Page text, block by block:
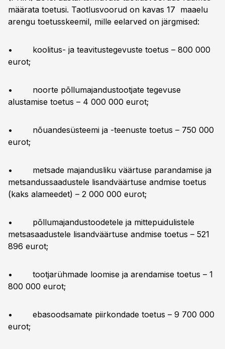
määrata toetusi. Taotlusvoorud on kavas 17 maaelu
arengu toetusskeemil, mille eelarved on järgmised:
• koolitus- ja teavitustegevuste toetus – 800 000
eurot;
• noorte põllumajandustootjate tegevuse
alustamise toetus – 4 000 000 eurot;
• nõuandesüsteemi ja -teenuste toetus – 750 000
eurot;
• metsade majandusliku väärtuse parandamise ja
metsandussaadustele lisandväärtuse andmise toetus
(kaks alameedet) – 2 000 000 eurot;
• põllumajandustoodetele ja mittepuidulistele
metsasaadustele lisandväärtuse andmise toetus – 521
896 eurot;
• tootjarühmade loomise ja arendamise toetus – 1
800 000 eurot;
• ebasoodsamate piirkondade toetus – 9 700 000
eurot;